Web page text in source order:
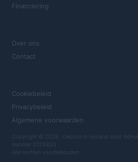
Financiering
Over ons
Contact
Cookiebeleid
Privacybeleid
Algemene voorwaarden
Copyright © 2026 · Gepost in Holland door
nummer 2729933
Alle rechten voorbehouden